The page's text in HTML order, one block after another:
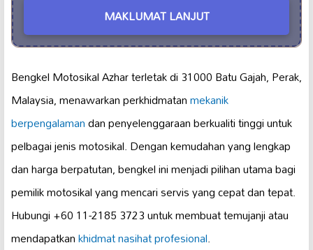
MAKLUMAT LANJUT
Bengkel Motosikal Azhar terletak di 31000 Batu Gajah, Perak,
Malaysia, menawarkan perkhidmatanmekanik
berpengalamandan penyelenggaraan berkualiti tinggi untuk
pelbagai jenis motosikal. Dengan kemudahan yang lengkap
dan harga berpatutan, bengkel ini menjadi pilihan utama bagi
pemilik motosikal yang mencari servis yang cepat dan tepat.
Hubungi +60 11-2185 3723 untuk membuat temujanji atau
mendapatkankhidmat nasihat profesional.